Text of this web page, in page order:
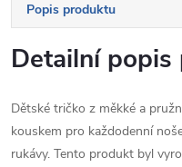
Popis produktu
Detailní
Dětské tričko z měkké a
kouskem pro každodenní
rukávy. Tento produkt byl